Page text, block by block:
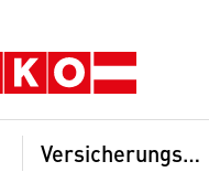
Versicherungsmakler und Berater in Versicherungsangelegenheiten, Fachverband